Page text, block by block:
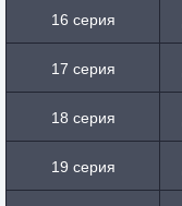
16 серия
17 серия
18 серия
19 серия